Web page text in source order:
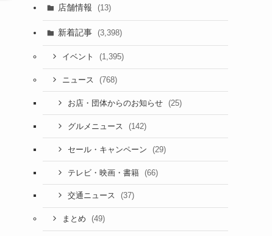
店舗情報 (13)
新着記事 (3,398)
イベント (1,395)
ニュース (768)
お店・団体からのお知らせ (25)
グルメニュース (142)
セール・キャンペーン (29)
テレビ・映画・書籍 (66)
交通ニュース (37)
まとめ (49)